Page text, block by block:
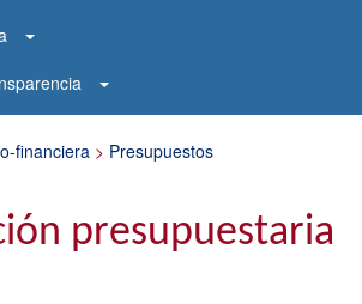
financiera > Presupuestos
presupuestaria